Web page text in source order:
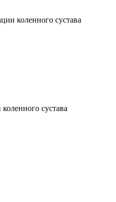
коленного сустава
сустава